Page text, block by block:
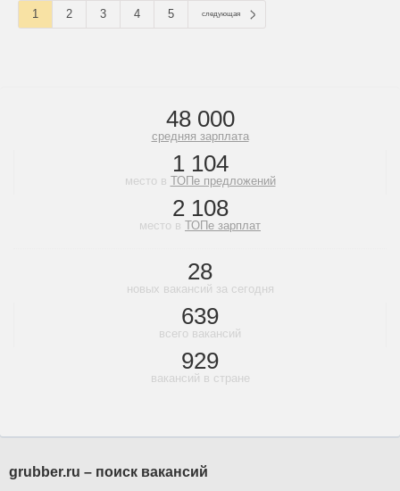
1 2 3 4 5 следующая
48 000
средняя зарплата
1 104
место в ТОПе предложений
2 108
место в ТОПе зарплат
28
новых вакансий за сегодня
639
всего вакансий
929
вакансий в стране
grubber.ru – поиск вакансий